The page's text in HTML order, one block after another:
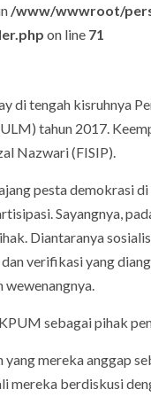
/www/wwwroot/
on line 71
di tengah kisruhnya
tahun 2017.
Nazwari (FISIP).
pesta demokrasi
Sayangnya,
Diantaranya
verifikasi yang
sebagai pihak
mereka anggap
mereka berdiskusi